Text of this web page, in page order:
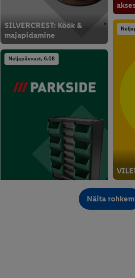
SILVERCREST: Köök &
majapidamine
Neljapäevast, 6.08
PARKSIDE: Isetegemine &
Näita rohkem